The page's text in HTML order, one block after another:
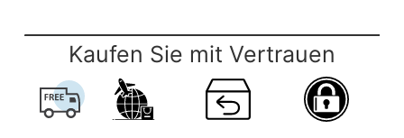
Kaufen Sie mit Vertrauen